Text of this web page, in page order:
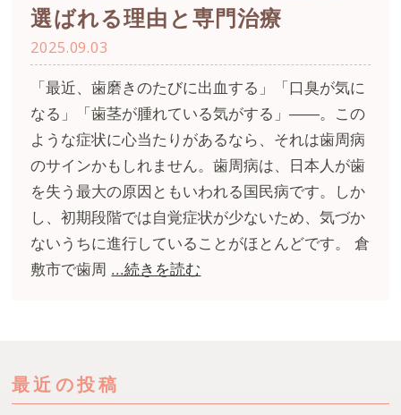
選ばれる理由と専門治療
2025.09.03
「最近、歯磨きのたびに出血する」「口臭が気に
なる」「歯茎が腫れている気がする」――。この
ような症状に心当たりがあるなら、それは歯周病
のサインかもしれません。歯周病は、日本人が歯
を失う最大の原因ともいわれる国民病です。しか
し、初期段階では自覚症状が少ないため、気づか
ないうちに進行していることがほとんどです。 倉
敷市で歯周 ...続きを読む
最近の投稿